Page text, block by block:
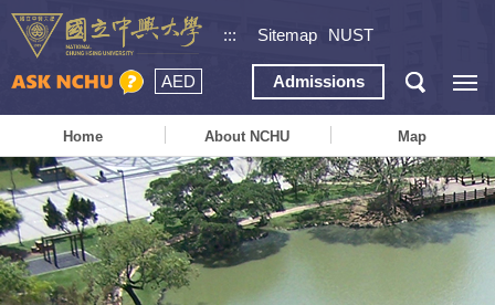
::: Sitemap NUST
AED Admissions
Home About NCHU Map